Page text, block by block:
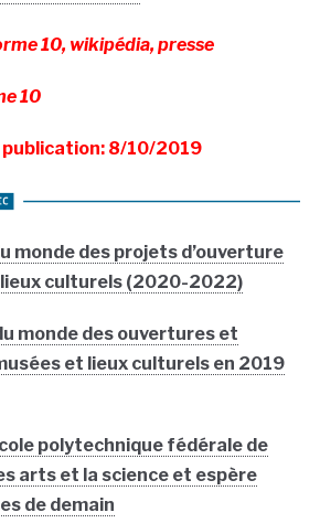
10, wikipédia, presse
10
8/10/2019
monde des projets d’ouverture
lieux culturels (2020-2022)
monde des ouvertures et
et lieux culturels en 2019
polytechnique fédérale de
arts et la science et espère
de demain